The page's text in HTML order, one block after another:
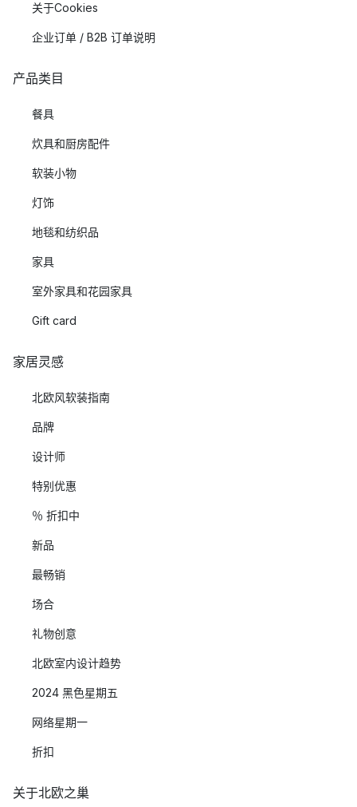
关于Cookies
企业订单 / B2B 订单说明
产品类目
餐具
炊具和厨房配件
软装小物
灯饰
地毯和纺织品
家具
室外家具和花园家具
Gift card
家居灵感
北欧风软装指南
品牌
设计师
特别优惠
％ 折扣中
新品
最畅销
场合
礼物创意
北欧室内设计趋势
2024 黑色星期五
网络星期一
折扣
关于北欧之巢